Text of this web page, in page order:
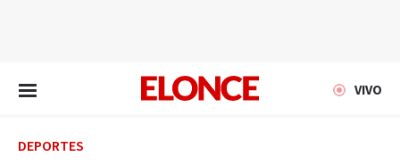
VIVO
DEPORTES